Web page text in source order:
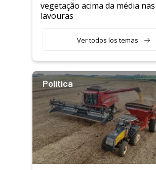
vegetação acima da média nas
lavouras
Ver todos los temas
Política